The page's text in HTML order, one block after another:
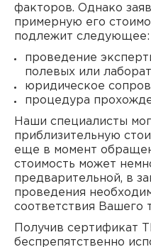
факторов. Однако
примерную его
подлежит следующее:
проведение
полевых или
юридическое
процедура
Наши специалисты
приблизительную
еще в момент
стоимость может
предварительной, в
проведения
соответствия Вашего
Получив сертификат
беспрепятственно